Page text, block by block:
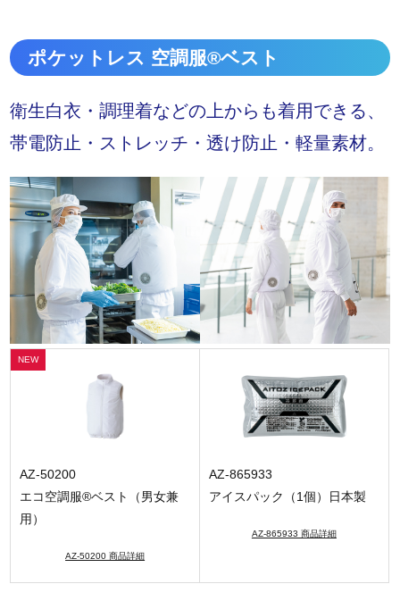
ポケットレス 空調服®ベスト
衛生白衣・調理着などの上からも着用できる、
帯電防止・ストレッチ・透け防止・軽量素材。
AZ-50200
エコ空調服®ベスト（男女兼
用）
AZ-50200 商品詳細
AZ-865933
アイスパック（1個）日本製
AZ-865933 商品詳細